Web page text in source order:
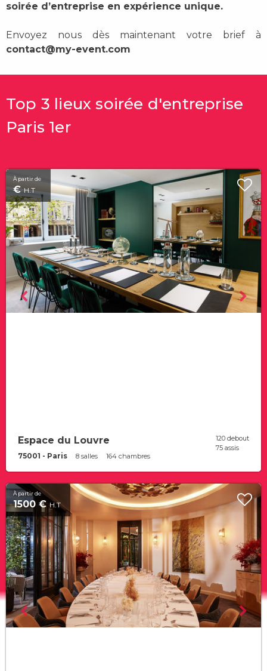
soirée d’entreprise en expérience unique.
Envoyez nous dès maintenant votre brief à
contact@my-event.com
Top 3 lieux soirée d'entreprise
Paris 1er
À partir de
€ H.T
Espace du Louvre
75001 - Paris 8 salles 164 chambres
120 debout
75 assis
À partir de
1500 €H.T